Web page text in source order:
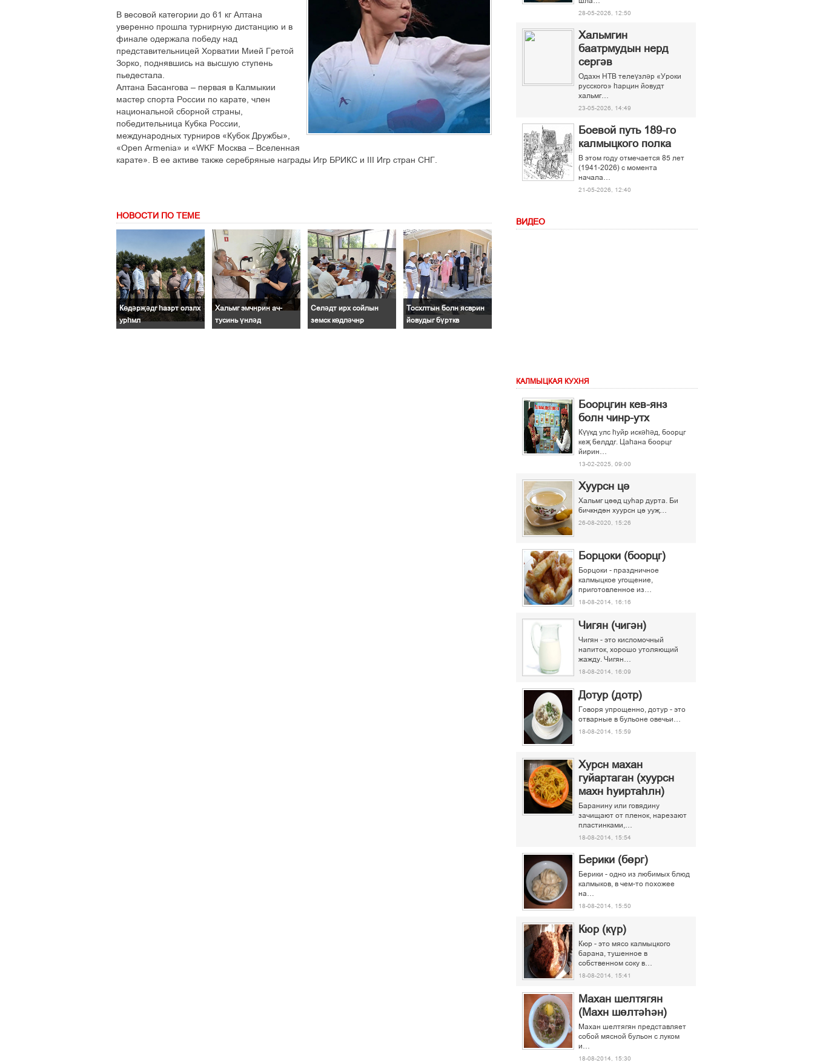
В весовой категории до 61 кг Алтана
уверенно прошла турнирную дистанцию и в
финале одержала победу над
представительницей Хорватии Мией Гретой
Зорко, поднявшись на высшую ступень
пьедестала.
Алтана Басангова – первая в Калмыкии
мастер спорта России по карате, член
национальной сборной страны,
победительница Кубка России,
международных турниров «Кубок Дружбы»,
«Open Armenia» и «WKF Москва – Вселенная
карате». В ее активе также серебряные награды Игр БРИКС и III Игр стран СНГ.
НОВОСТИ ПО ТЕМЕ
Көдәрҗәдг һазрт олзлх
урһмл
Хальмг эмчнрин ач-
тусинь үнләд
Селәдт ирх сойлын
земск көдләчнр
Тосхлтын болн ясврин
йовудыг бүрткв
28-05-2026, 12:50
Хальмгин
баатрмудын нерд
сергәв
Одахн НТВ телеүзләр «Уроки
русского» һарцин йовудт
хальмг…
23-05-2026, 14:49
Боевой путь 189-го
калмыцкого полка
В этом году отмечается 85 лет
(1941-2026) с момента
начала…
21-05-2026, 12:40
ВИДЕО
КАЛМЫЦКАЯ КУХНЯ
Боорцгин кев-янз
болн чинр-утх
Күүкд улс һуйр искәһәд, боорцг
кеҗ белддг. Цаһана боорцг
йирин…
13-02-2025, 09:00
Хуурсн ці
Хальмг ціід цуєар дурта. Би
бичкндін хуурсн ці ууљ…
26-08-2020, 15:26
Борцоки (боорцг)
Борцоки - праздничное
калмыцкое угощение,
приготовленное из…
18-08-2014, 16:16
Чигян (чигән)
Чигян - это кисломочный
напиток, хорошо утоляющий
жажду. Чигян…
18-08-2014, 16:09
Дотур (дотр)
Говоря упрощенно, дотур - это
отварные в бульоне овечьи…
18-08-2014, 15:59
Хурсн махан
гуйартаган (хуурсн
махн һуиртаһлн)
Баранину или говядину
зачищают от пленок, нарезают
пластинками,…
18-08-2014, 15:54
Берики (бөрг)
Берики - одно из любимых блюд
калмыков, в чем-то похожее
на…
18-08-2014, 15:50
Кюр (күр)
Кюр - это мясо калмыцкого
барана, тушенное в
собственном соку в…
18-08-2014, 15:41
Махан шелтягян
(Махн шөлтәһән)
Махан шелтягян представляет
собой мясной бульон с луком
и…
18-08-2014, 15:30